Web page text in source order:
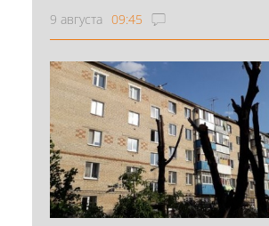
9 августа 09:45